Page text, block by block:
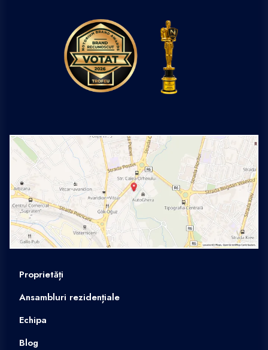
Proprietăți
Ansambluri rezidențiale
Echipa
Blog